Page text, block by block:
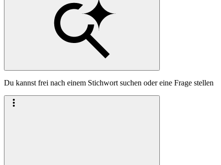
Du kannst frei nach einem Stichwort suchen oder eine Frage stellen